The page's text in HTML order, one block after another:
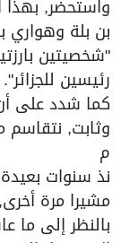
واستحضر, بهذا
بن بلة وهواري
"شخصيتين
رئيسين للجزائر".
كما شدد على
وثابت, نتقاسم
م
نذ سنوات بعيدة
مشيرا مرة
بالنظر إلى ما